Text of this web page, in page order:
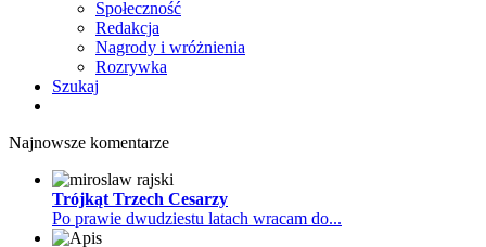
Społeczność
Redakcja
Nagrody i wróżnienia
Rozrywka
Szukaj
Najnowsze komentarze
Trójkąt Trzech Cesarzy
Po prawie dwudziestu latach wracam do...